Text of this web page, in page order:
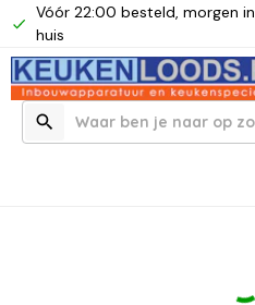
Vóór 22:00 besteld, morgen in
huis